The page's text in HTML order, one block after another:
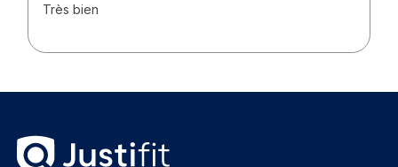
Très bien